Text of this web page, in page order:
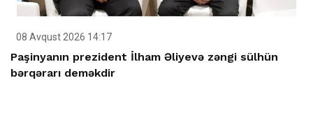
08 Avqust 2026 14:17
Paşinyanın prezident İlham Əliyevə zəngi sülhün
bərqərarı deməkdir